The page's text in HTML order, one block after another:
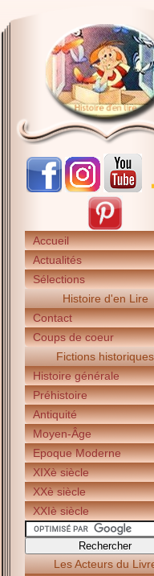
Accueil
Actualités
Sélections
Histoire d'en Lire
Contact
Coups de coeur
Fictions historiques
Histoire générale
Préhistoire
Antiquité
Moyen-Âge
Epoque Moderne
XIXè siècle
XXè siècle
XXIè siècle
Les Acteurs du